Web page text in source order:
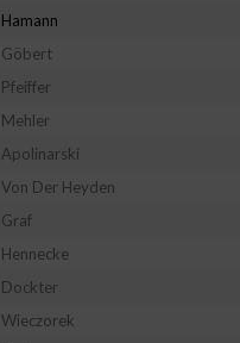
Hamann
Göbert
Pfeiffer
Mehler
Apolinarski
Von Der Heyden
Graf
Hennecke
Dockter
Wieczorek